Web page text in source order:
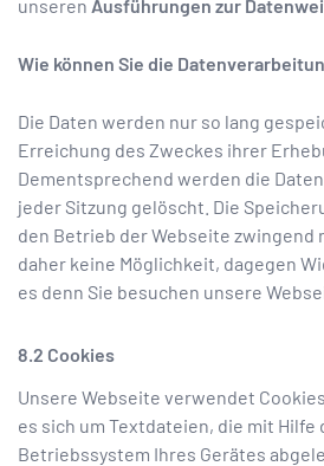
unseren Ausführungen zur
Wie können Sie die
Die Daten werden nur so lang
Erreichung des Zweckes ihrer
Dementsprechend werden die
jeder Sitzung gelöscht. Die
den Betrieb der Webseite zwingend
daher keine Möglichkeit, dagegen
es denn Sie besuchen unsere
Cookies
Unsere Webseite verwendet
es sich um Textdateien, die mit Hilfe
Betriebssystem Ihres Gerätes